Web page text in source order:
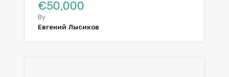
€50,000
By
Евгений Лысиков